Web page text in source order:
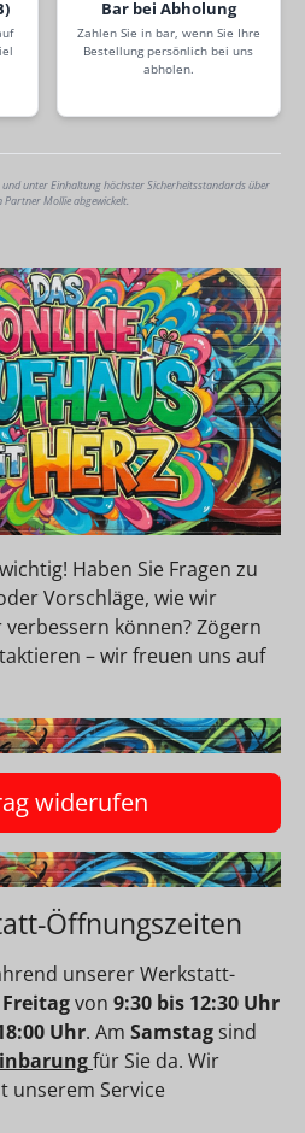
Bar bei Abholung
Zahlen Sie in bar, wenn Sie Ihre
Bestellung persönlich bei uns
abholen.
und unter Einhaltung höchster Sicherheitsstandards über
Partner Mollie abgewickelt.
Haben Sie Fragen zu
Vorschläge, wie wir
können? Zögern
– wir freuen uns auf
widerufen
Öffnungszeiten
unserer Werkstatt-
von 9:30 bis 12:30 Uhr
Uhr. Am Samstag sind
für Sie da. Wir
unserem Service